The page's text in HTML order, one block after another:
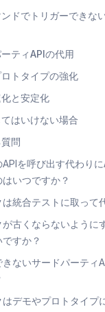
ドでトリガーできな
ティAPIの代用
トタイプの強化
と安定化
はいけない場合
問
APIを呼び出す代わり
はいつですか？
は統合テストに取って
が古くならないように
すか？
ないサードパーティ
はデモやプロトタイプ